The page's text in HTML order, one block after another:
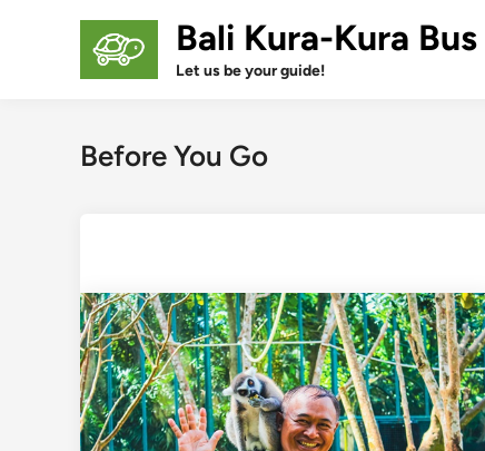
Bali Kura-Kura Bus
Let us be your guide!
Before You Go